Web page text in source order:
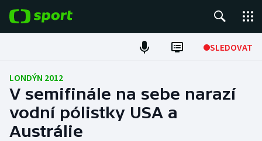
SLEDOVAT
Fotbal
Hokej
Tenis
LONDÝN 2012
V semifinále na sebe narazí
vodní pólistky USA a
Austrálie